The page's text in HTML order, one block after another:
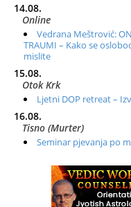
14.08.
Online
Vedrana Meštrović:
TRAUMI – Kako se
mislite
15.08.
Otok Krk
Ljetni DOP retreat –
16.08.
Tisno (Murter)
Seminar pjevanja po
Radionica: Pomagači